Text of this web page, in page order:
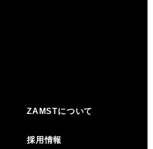
ZAMSTについて
採用情報